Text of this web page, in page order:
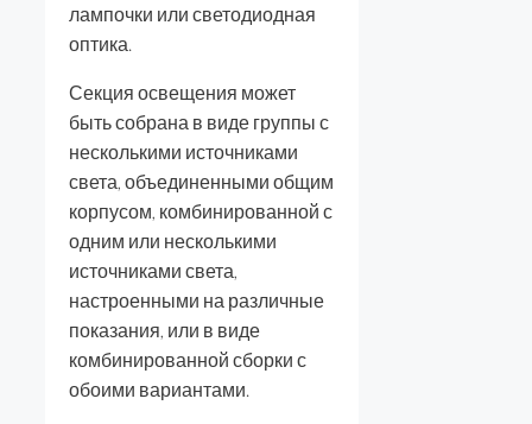
лампочки или светодиодная
оптика.
Секция освещения может
быть собрана в виде группы с
несколькими источниками
света, объединенными общим
корпусом, комбинированной с
одним или несколькими
источниками света,
настроенными на различные
показания, или в виде
комбинированной сборки с
обоими вариантами.